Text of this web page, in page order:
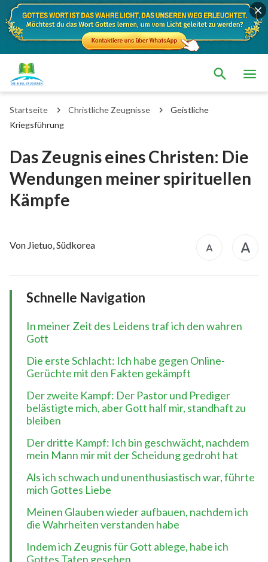
Startseite Christliche Zeugnisse
Geistliche
Kriegsführung
Das Zeugnis eines Christen: Die
Wendungen meiner spirituellen
Kämpfe
Von Jietuo, Südkorea
Schnelle Navigation
In meiner Zeit des Leidens traf ich den wahren
Gott
Die erste Schlacht: Ich habe gegen Online-
Gerüchte mit den Fakten gekämpft
Der zweite Kampf: Der Pastor und Prediger
belästigte mich, aber Gott half mir, standhaft zu
bleiben
Der dritte Kampf: Ich bin geschwächt, nachdem
mein Mann mir mit der Scheidung gedroht hat
Als ich schwach und unenthusiastisch war, führte
mich Gottes Liebe
Meinen Glauben wieder aufbauen, nachdem ich
die Wahrheiten verstanden habe
Indem ich Zeugnis für Gott ablege, habe ich
Gottes Taten gesehen